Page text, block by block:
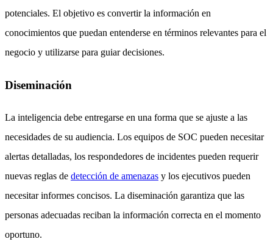
potenciales. El objetivo es convertir la información en
conocimientos que puedan entenderse en términos relevantes para el
negocio y utilizarse para guiar decisiones.
Diseminación
La inteligencia debe entregarse en una forma que se ajuste a las
necesidades de su audiencia. Los equipos de SOC pueden necesitar
alertas detalladas, los respondedores de incidentes pueden requerir
nuevas reglas de detección de amenazas y los ejecutivos pueden
necesitar informes concisos. La diseminación garantiza que las
personas adecuadas reciban la información correcta en el momento
oportuno.